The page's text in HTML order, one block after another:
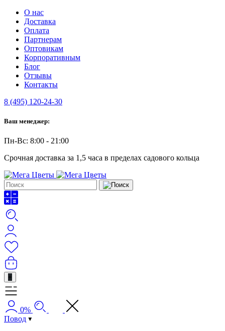
О нас
Доставка
Оплата
Партнерам
Оптовикам
Корпоративным
Блог
Отзывы
Контакты
8 (495) 120-24-30
Ваш менеджер:
Пн-Вс: 8:00 - 21:00
Срочная доставка за 1,5 часа в пределах садового кольца
+
0%
Повод